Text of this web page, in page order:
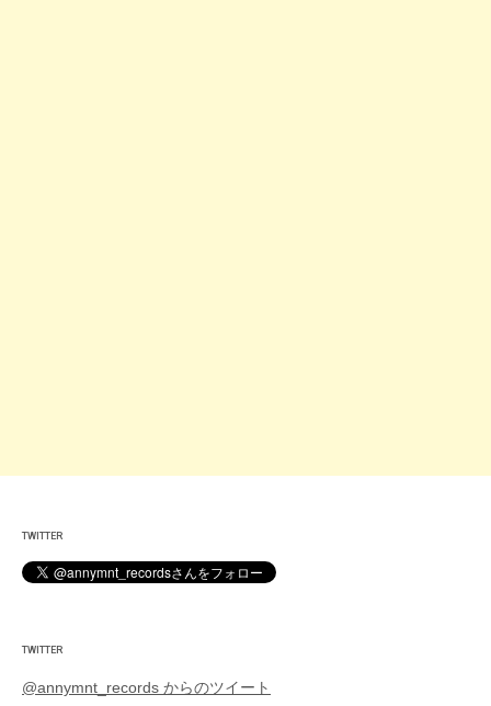
TWITTER
TWITTER
@annymnt_records からのツイート